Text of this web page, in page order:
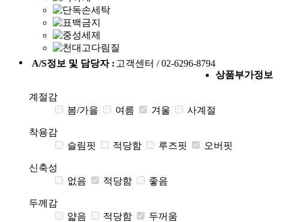
A/S정보 및 담당자 : 고객센터 / 02-6296-8794
상품부가정보
계절감
봄/가을
여름 겨울 사계절
착용감
슬림핏
적당함 루즈핏 오버핏
신축성
없음
적당함 좋음
두께감
얇음
적당함 두꺼움